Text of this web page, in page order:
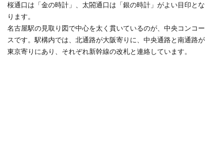
桜通口は「金の時計」、太閤通口は「銀の時計」がよい目印とな
ります。
名古屋駅の見取り図で中心を太く貫いているのが、中央コンコー
スです。駅構内では、北通路が大阪寄りに、中央通路と南通路が
東京寄りにあり、それぞれ新幹線の改札と連絡しています。